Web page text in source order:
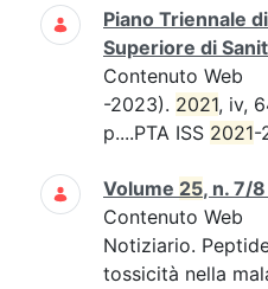
Piano Triennale
Superiore di
Contenuto Web
-2023). 2021, iv,
p....PTA ISS 2021-
Volume 25, n. 7/
Contenuto Web
Notiziario.
tossicità nella